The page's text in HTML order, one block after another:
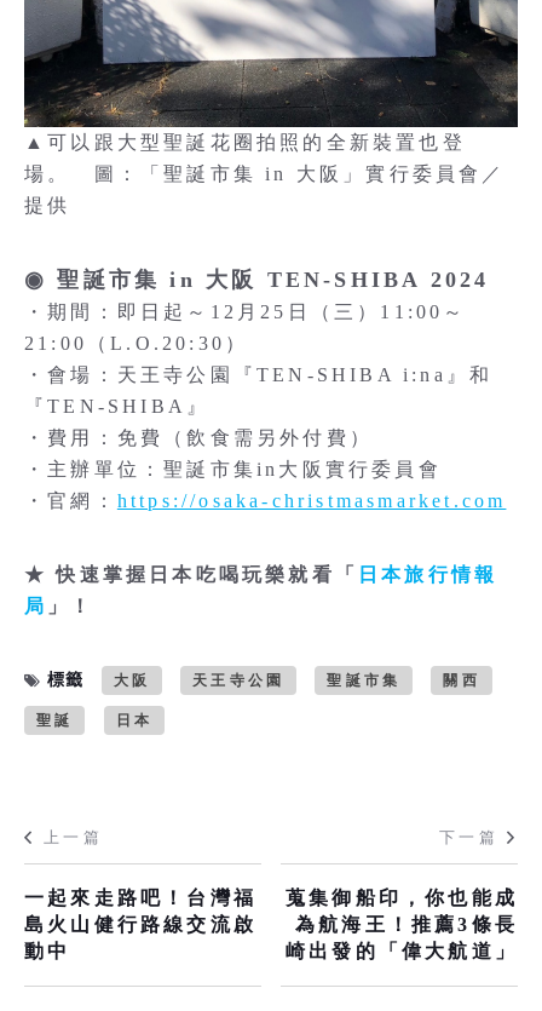
▲可以跟大型聖誕花圈拍照的全新裝置也登
場。 圖：「聖誕市集 in 大阪」實行委員會／
提供
◉ 聖誕市集 in 大阪 TEN-SHIBA 2024
・期間：即日起～12月25日（三）11:00～
21:00（L.O.20:30）
・會場：天王寺公園『TEN-SHIBA i:na』和
『TEN-SHIBA』
・費用：免費（飲食需另外付費）
・主辦單位：聖誕市集in大阪實行委員會
・官網： https://osaka-christmasmarket.com
★ 快速掌握日本吃喝玩樂就看「
日本旅行情報
局 」！
標籤 大阪 天王寺公園 聖誕市集 關西
聖誕 日本
上一篇
一起來走路吧！台灣福
島火山健行路線交流啟
動中
下一篇
蒐集御船印，你也能成
為航海王！推薦3條長
崎出發的「偉大航道」